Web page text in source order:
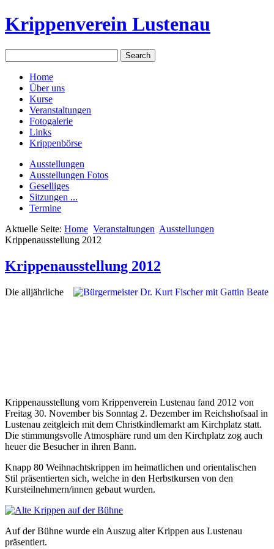
Krippenverein Lustenau
Home
Über uns
Kurse
Veranstaltungen
Fotogalerie
Links
Krippenbörse
Ausstellungen
Ausstellungen Fotos
Geselliges
Sitzungen ...
Termine
Aktuelle Seite: Home Veranstaltungen Ausstellungen
Krippenausstellung 2012
Krippenausstellung 2012
Die alljährliche
Krippenausstellung vom Krippenverein Lustenau fand 2012 von
Freitag 30. November bis Sonntag 2. Dezember im Reichshofsaal in
Lustenau zeitgleich mit dem Christkindlemarkt am Kirchplatz statt.
Die stimmungsvolle Atmosphäre rund um den Kirchplatz zog auch
heuer die Besucher in ihren Bann.
Knapp 80 Weihnachtskrippen im heimatlichen und orientalischen
Stil präsentierten sich, welche in den Herbstkursen von den
Kursteilnehmern/innen gebaut wurden.
Auf der Bühne wurde ein Auszug alter Krippen aus Lustenau
präsentiert.